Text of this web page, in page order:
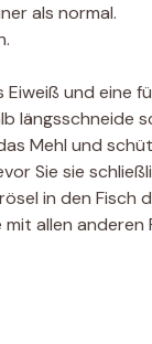
als normal.
und eine
längsschneide
Mehl und
Sie sie
in den Fisch
allen